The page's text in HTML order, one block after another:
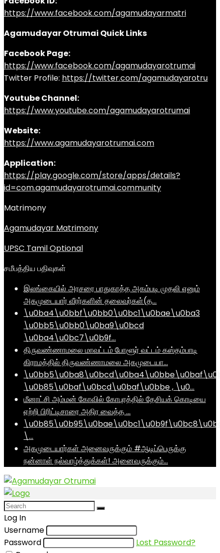
https://www.facebook.com/agamudayarmatri
Agamudayar Otrumai Quick Links
Facebook Page:
https://www.facebook.com/agamudayarotrumai
Twitter Profile: https://twitter.com/agamudayarotru
Youtube Channel:
https://www.youtube.com/agamudayarotrumai
Website:
https://www.agamudayarotrumai.com
Application:
https://play.google.com/store/apps/details?
id=com.agamudayarotrumai.community
Matrimony
Agamudayar Matrimony
UPSC Tamil Optional
சமீபத்திய பதிவுகள்
இலங்கையில் அரசரை பாதுகாத்த அகம்படி முதலி எனும்
அகமுடையார் வீரர்களின் தலைவர்கள்(த…
\u0ba4\u0bbf\u0bb0\u0bc1\u0bae\u0ba3
\u0bb5\u0bb0\u0ba9\u0bcd
\u0ba4\u0bc7\u0b9f…
திருவண்ணாமலை மாவட்டம் போளூர் வட்டம் கஸ்தம்பாடி
கிராமத்தில் திருவண்ணாமலை அகமுடையா…
\u0b85\u0baf\u0bcd\u0baf\u0bbe , \u0…
மீனாட்சி அம்மன் கோவில் கோபுரத்தில் தேசியக் கொடியை
ஏற்றி பிரிட்டிசாரை அதிர வைத்த …
\…
அகமுடையார்கள் அனைவருக்கும் #ஆடிப்பெருக்கு
நன்னாள் நல்வாழ்த்துக்கள்! அனைவருக்கும்…
Log In
Username
Password
Lost Password?